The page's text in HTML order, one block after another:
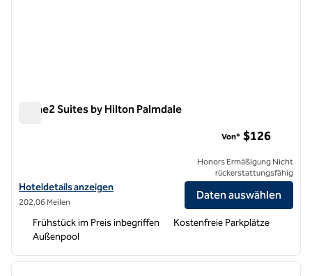
Home2 Suites by Hilton Palmdale
Hoteldetails für Home2 Suites by Hilton Palmdale anzeigen
Hoteldetails anzeigen
202,06 Meilen
Von* $126
Honors Ermäßigung Nicht
rückerstattungsfähig
Daten auswählen
Frühstück im Preis inbegriffen
Kostenfreie Parkplätze
Außenpool
1 von 12